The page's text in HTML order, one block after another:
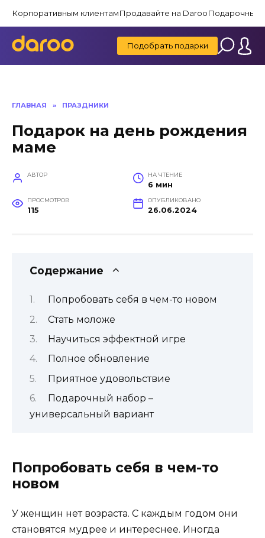
содержанию
Корпоративным клиентамПродавайте на DarooПодарочные
Подобрать подарки
ГЛАВНАЯ » ПРАЗДНИКИ
Подарок на день рождения
маме
АВТОР НА ЧТЕНИЕ
6 мин
ПРОСМОТРОВ
115
ОПУБЛИКОВАНО
26.06.2024
Содержание
Попробовать себя в чем-то новом
Стать моложе
Научиться эффектной игре
Полное обновление
Приятное удовольствие
Подарочный набор –
универсальный вариант
Попробовать себя в чем-то
новом
У женщин нет возраста. С каждым годом они
становятся мудрее и интереснее. Иногда